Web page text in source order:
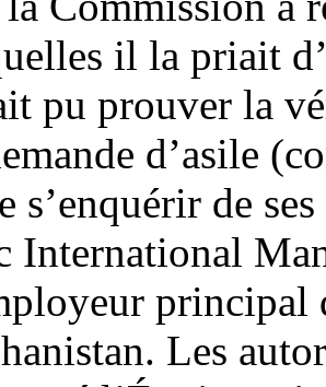
il la priait
pu prouver la
d’asile
s’enquérir de
International
principal
Les